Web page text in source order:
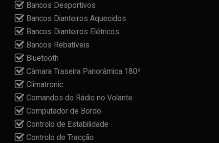
Bancos Desportivos
Bancos Dianteiros Aquecidos
Bancos Dianteiros Elétricos
Bancos Rebatíveis
Bluetooth
Câmara Traseira Panorâmica 180º
Climatronic
Comandos do Rádio no Volante
Computador de Bordo
Controlo de Estabilidade
Controlo de Tracção